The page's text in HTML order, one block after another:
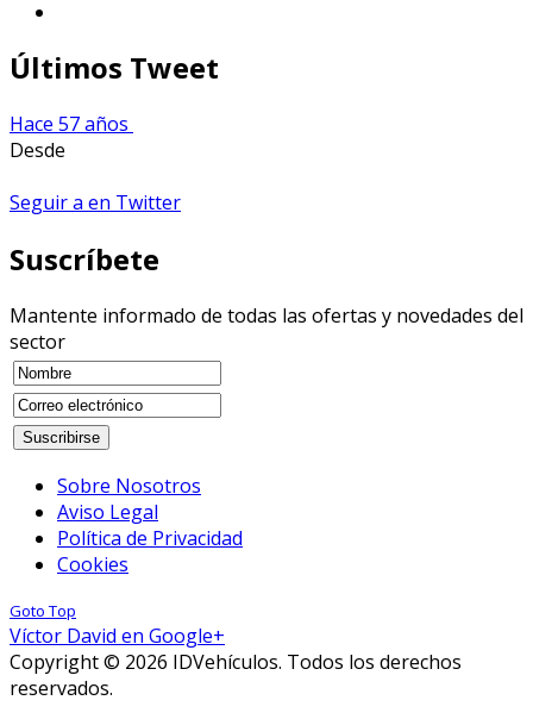
Últimos Tweet
Hace 57 años
Desde
Seguir a en Twitter
Suscríbete
Mantente informado de todas las ofertas y novedades del
sector
Sobre Nosotros
Aviso Legal
Política de Privacidad
Cookies
Goto Top
Víctor David en Google+
Copyright © 2026 IDVehículos. Todos los derechos
reservados.